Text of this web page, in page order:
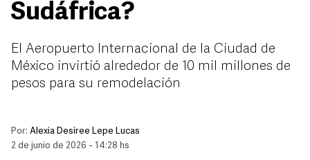
Sudáfrica?
El Aeropuerto Internacional de la Ciudad de
México invirtió alrededor de 10 mil millones de
pesos para su remodelación
Por: Alexia Desiree Lepe Lucas
2 de junio de 2026 - 14:28 hs